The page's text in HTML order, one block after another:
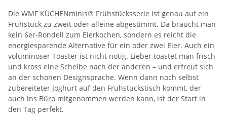
Die WMF KÜCHENminis® Frühstücksserie ist genau auf ein
Frühstück zu zweit oder alleine abgestimmt. Da braucht man
kein 6er-Rondell zum Eierkochen, sondern es reicht die
energiesparende Alternative für ein oder zwei Eier. Auch ein
voluminöser Toaster ist nicht nötig. Lieber toastet man frisch
und kross eine Scheibe nach der anderen – und erfreut sich
an der schönen Designsprache. Wenn dann noch selbst
zubereiteter Joghurt auf den Frühstückstisch kommt, der
auch ins Büro mitgenommen werden kann, ist der Start in
den Tag perfekt.